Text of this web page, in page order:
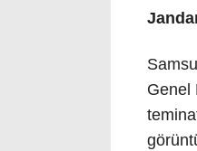
Genel